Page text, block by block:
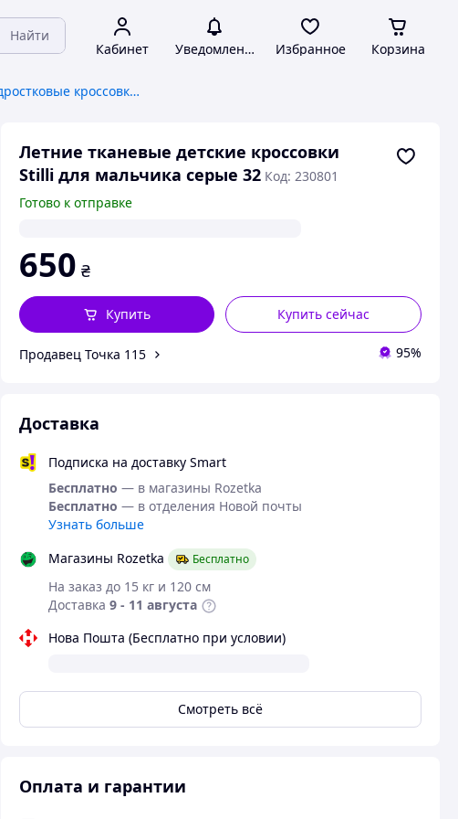
Найти
Кабинет Уведомления Избранное Корзина
Детские и подростковые кроссовки, кеды
Летние тканевые детские кроссовки
Stilli для мальчика серые 32 Код: 230801
Готово к отправке
650 ₴
Купить сейчас
Купить
Продавец Точка 115 95%
Доставка
Подписка на доставку Smart
Бесплатно — в магазины Rozetka
Бесплатно — в отделения Новой почты
Узнать больше
Магазины Rozetka
Бесплатно
На заказ до 15 кг и 120 см
Доставка 9 - 11 августа
Нова Пошта (Бесплатно при условии)
Смотреть всё
Оплата и гарантии